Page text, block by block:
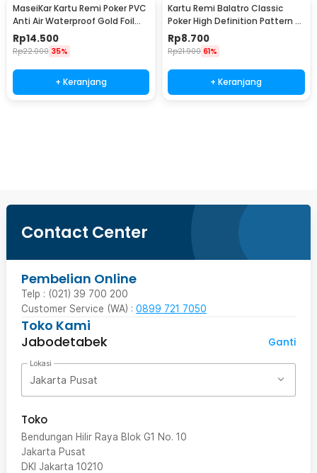
MaseiKar Kartu Remi Poker PVC
Anti Air Waterproof Gold Foil
Dollar - D935
Rp14.500
Rp22.000 35%
+ Keranjang
Kartu Remi Balatro Classic
Poker High Definition Pattern -
BS1067
Rp8.700
Rp21.900 61%
+ Keranjang
Contact Center
Pembelian Online
Telp : (021) 39 700 200
Customer Service (WA) : 0899 721 7050
Toko Kami
Jabodetabek
Ganti
Lokasi
Jakarta Pusat
Toko
Bendungan Hilir Raya Blok G1 No. 10
Jakarta Pusat
DKI Jakarta 10210